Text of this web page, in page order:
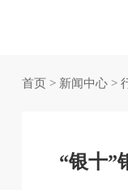
首页> 新闻中心>
“银十”